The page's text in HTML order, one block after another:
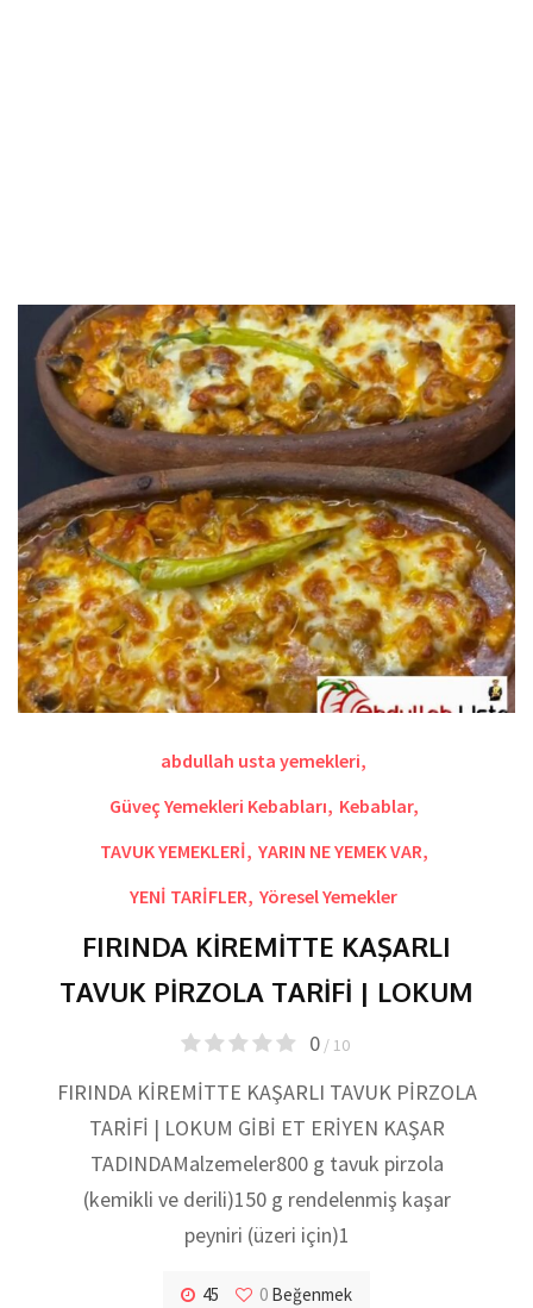
abdullah usta yemekleri,
Güveç Yemekleri Kebabları, Kebablar,
TAVUK YEMEKLERİ, YARIN NE YEMEK VAR,
YENİ TARİFLER, Yöresel Yemekler
FIRINDA KİREMİTTE KAŞARLI
TAVUK PİRZOLA TARİFİ | LOKUM
0/ 10
FIRINDA KİREMİTTE KAŞARLI TAVUK PİRZOLA
TARİFİ | LOKUM GİBİ ET ERİYEN KAŞAR
TADINDAMalzemeler800 g tavuk pirzola
(kemikli ve derili)150 g rendelenmiş kaşar
peyniri (üzeri için)1
45 0 Beğenmek